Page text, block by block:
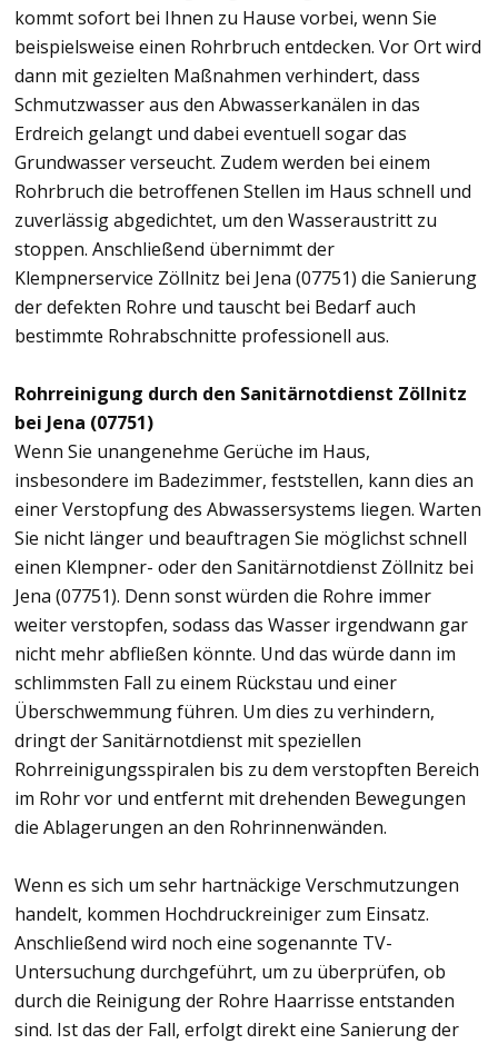
kommt sofort bei Ihnen zu Hause vorbei, wenn Sie
beispielsweise einen Rohrbruch entdecken. Vor Ort wird
dann mit gezielten Maßnahmen verhindert, dass
Schmutzwasser aus den Abwasserkanälen in das
Erdreich gelangt und dabei eventuell sogar das
Grundwasser verseucht. Zudem werden bei einem
Rohrbruch die betroffenen Stellen im Haus schnell und
zuverlässig abgedichtet, um den Wasseraustritt zu
stoppen. Anschließend übernimmt der
Klempnerservice Zöllnitz bei Jena (07751) die Sanierung
der defekten Rohre und tauscht bei Bedarf auch
bestimmte Rohrabschnitte professionell aus.
Rohrreinigung durch den Sanitärnotdienst Zöllnitz
bei Jena (07751)
Wenn Sie unangenehme Gerüche im Haus,
insbesondere im Badezimmer, feststellen, kann dies an
einer Verstopfung des Abwassersystems liegen. Warten
Sie nicht länger und beauftragen Sie möglichst schnell
einen Klempner- oder den Sanitärnotdienst Zöllnitz bei
Jena (07751). Denn sonst würden die Rohre immer
weiter verstopfen, sodass das Wasser irgendwann gar
nicht mehr abfließen könnte. Und das würde dann im
schlimmsten Fall zu einem Rückstau und einer
Überschwemmung führen. Um dies zu verhindern,
dringt der Sanitärnotdienst mit speziellen
Rohrreinigungsspiralen bis zu dem verstopften Bereich
im Rohr vor und entfernt mit drehenden Bewegungen
die Ablagerungen an den Rohrinnenwänden.
Wenn es sich um sehr hartnäckige Verschmutzungen
handelt, kommen Hochdruckreiniger zum Einsatz.
Anschließend wird noch eine sogenannte TV-
Untersuchung durchgeführt, um zu überprüfen, ob
durch die Reinigung der Rohre Haarrisse entstanden
sind. Ist das der Fall, erfolgt direkt eine Sanierung der